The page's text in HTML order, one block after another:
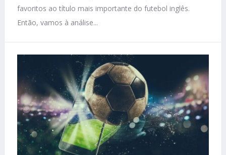
favoritos ao título mais importante do futebol inglês.
Então, vamos à análise...